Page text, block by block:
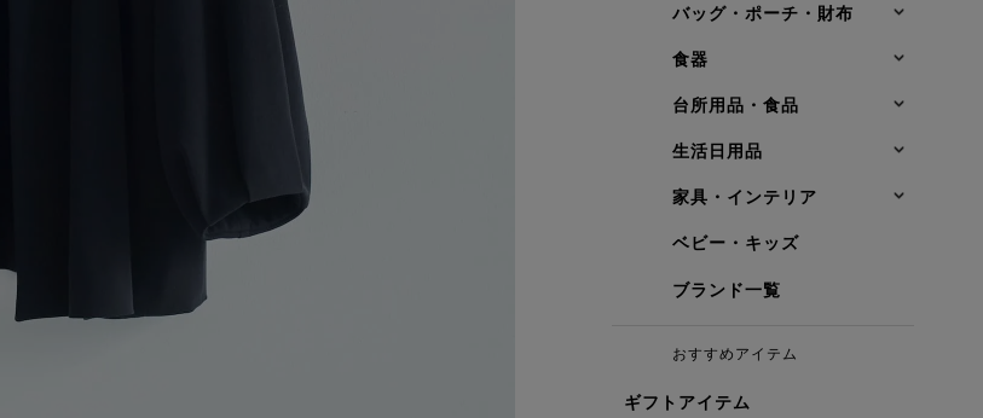
バッグ・ポーチ・財布
食器
台所用品・食品
生活日用品
家具・インテリア
ベビー・キッズ
ブランド一覧
おすすめアイテム
ギフトアイテム